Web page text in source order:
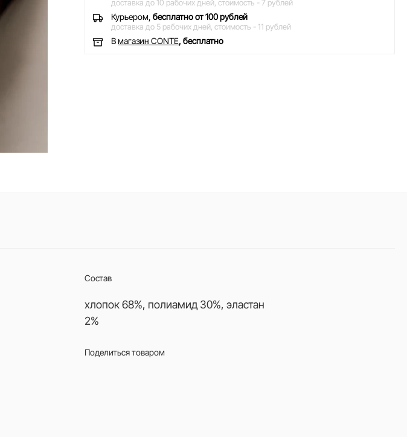
доставка до 10 рабочих дней, стоимость - 7 рублей
Курьером,бесплатно от 100 рублей
доставка до 5 рабочих дней, стоимость - 11 рублей
Вмагазин CONTE, бесплатно
Состав
хлопок 68%, полиамид 30%, эластан
2%
Поделиться товаром